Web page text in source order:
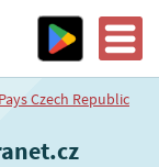
Pays Czech Republic